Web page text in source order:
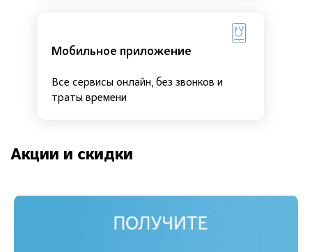
Мобильное приложение
Все сервисы онлайн, без звонков и
траты времени
Акции и скидки